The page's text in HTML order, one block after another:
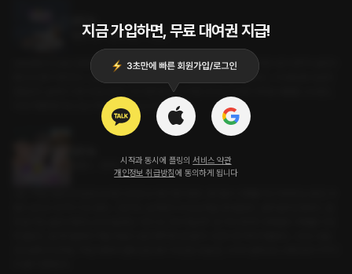
지금 가입하면, 무료 대여권 지급!
시작과 동시에 플링의 서비스 약관
개인정보 취급방침에 동의하게 됩니다
롤플레잉 • 캠퍼스물 • 직진남
성국대에서 소문난 잘생긴 바람둥이 ‘존레기’와, 공부만 하며 연애 경험이 전무한 내가 대학가 술자리
에서 우연히 마주친다. 소문 때문에 불편해하던 나는 의외로 담백하고 직설적인 그의 태도에 조금씩
흔들린다. 술자리 이후 자연스럽게 그의 자취방으로 이어진 우리는 다양한 주제로 대화를 나누었고,
이내 격렬하면서도 진심 어린 순간들이 오가기 시작했다.
로맨스 • 캠퍼스 • 역하렘